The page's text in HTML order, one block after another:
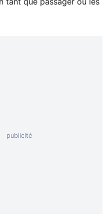
tant que passager ou les